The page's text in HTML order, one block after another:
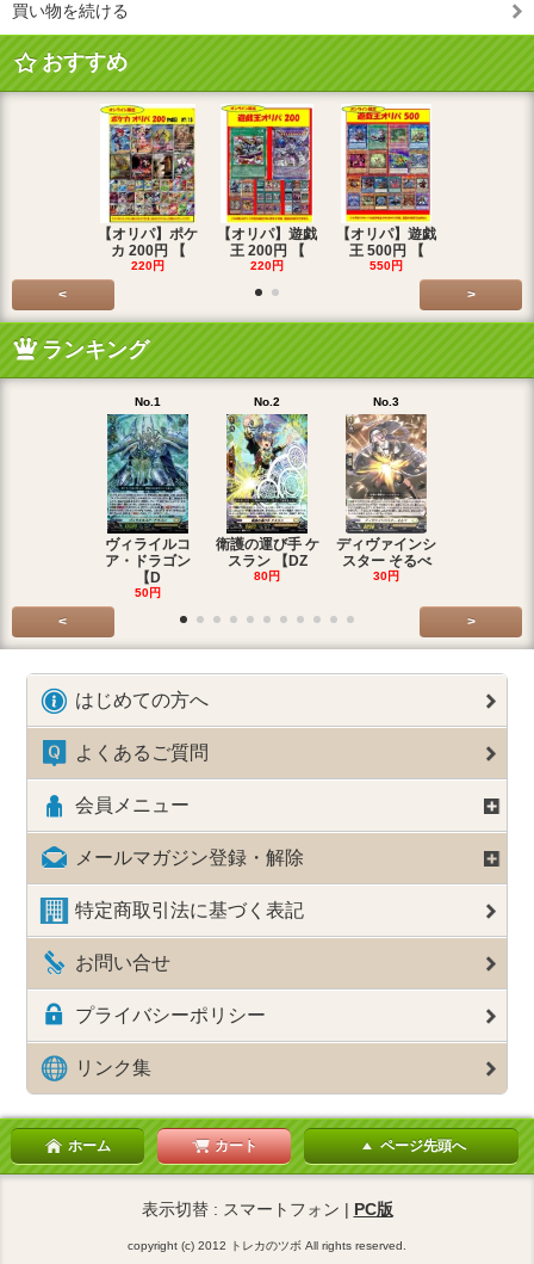
買い物を続ける
おすすめ
【オリパ】ポケ
カ 200円 【
220円
【オリパ】遊戯
王 200円 【
220円
【オリパ】遊戯
王 500円 【
550円
< >
ランキング
No.1
ヴィライルコ
ア・ドラゴン
【D
50円
No.2
衛護の運び手 ケ
スラン 【DZ
80円
No.3
ディヴァインシ
スター そるべ
30円
< >
はじめての方へ
よくあるご質問
会員メニュー
メールマガジン登録・解除
特定商取引法に基づく表記
お問い合せ
プライバシーポリシー
リンク集
ホーム カート ページ先頭へ
表示切替 : スマートフォン | PC版
copyright (c) 2012 トレカのツボ All rights reserved.